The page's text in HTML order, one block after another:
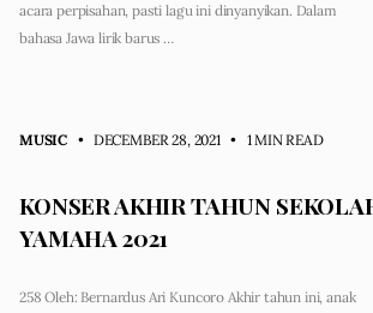
acara perpisahan, pasti lagu ini dinyanyikan. Dalam
bahasa Jawa lirik barus …
MUSIC • DECEMBER 28, 2021 • 1 MIN READ
KONSER AKHIR TAHUN
YAMAHA 2021
258 Oleh: Bernardus Ari Kuncoro Akhir tahun ini, anak